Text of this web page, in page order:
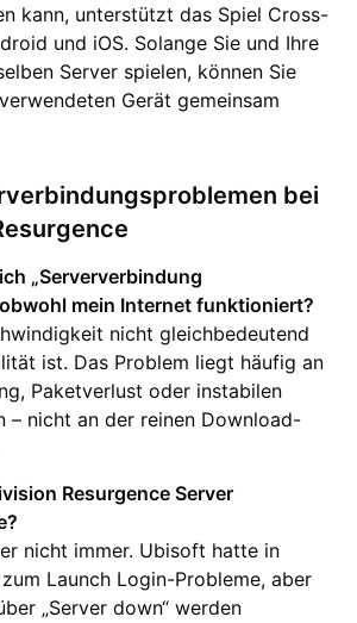
kann, unterstützt das Spiel Cross-
und iOS. Solange Sie und Ihre
Server spielen, können Sie
Gerät gemeinsam
bei
„Serververbindung
mein Internet funktioniert?
nicht gleichbedeutend
ist. Das Problem liegt häufig an
Paketverlust oder instabilen
– nicht an der reinen Download-
Resurgence Server
nicht immer. Ubisoft hatte in
Launch Login-Probleme, aber
„Server down“ werden